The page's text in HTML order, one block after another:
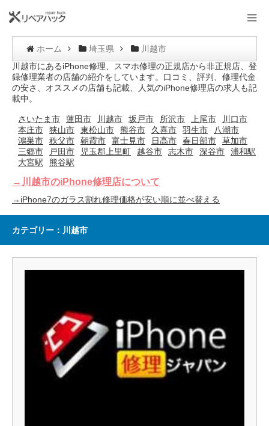
ホーム 埼玉県
川越市
川越市にあるiPhone修理、スマホ修理の正規店から非正規店、登
録修理業者の店舗の紹介をしています。口コミ、評判、修理代金
の安さ、オススメの店舗も記載、人気のiPhone修理店の求人も記
載中。
さいたま市 蓮田市 川越市 坂戸市 所沢市 上尾市
川口市
本庄市
狭山市 東松山市 熊谷市 久喜市 羽生市
八潮市
鴻巣市
秩父市 朝霞市 富士見市 日高市 春日部市
草加市
三郷市
戸田市 児玉郡上里町 越谷市 志木市 深谷市
浦和駅
大宮駅
熊谷駅
→川越市のiPhone修理店について
→iPhone7のガラス割れ修理価格が安い順に並べ替える
カテゴリー：川越市